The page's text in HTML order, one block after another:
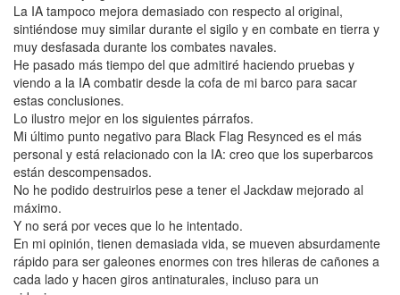
La IA tampoco mejora demasiado con respecto al original,
sintiéndose muy similar durante el sigilo y en combate en tierra y
muy desfasada durante los combates navales.
He pasado más tiempo del que admitiré haciendo pruebas y
viendo a la IA combatir desde la cofa de mi barco para sacar
estas conclusiones.
Lo ilustro mejor en los siguientes párrafos.
Mi último punto negativo para Black Flag Resynced es el más
personal y está relacionado con la IA: creo que los superbarcos
están descompensados.
No he podido destruirlos pese a tener el Jackdaw mejorado al
máximo.
Y no será por veces que lo he intentado.
En mi opinión, tienen demasiada vida, se mueven absurdamente
rápido para ser galeones enormes con tres hileras de cañones a
cada lado y hacen giros antinaturales, incluso para un